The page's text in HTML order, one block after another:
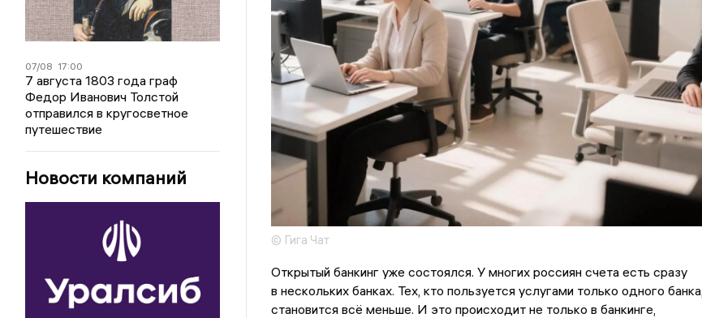
07/08 17:00
7 августа 1803 года граф
Федор Иванович Толстой
отправился в кругосветное
путешествие
Новости компаний
© Гига Чат
Открытый банкинг уже состоялся. У многих россиян счета есть сразу
в нескольких банках. Тех, кто пользуется услугами только одного банка,
становится всё меньше. И это происходит не только в банкинге,